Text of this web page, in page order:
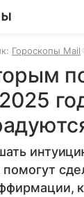
Гороскопы Mail